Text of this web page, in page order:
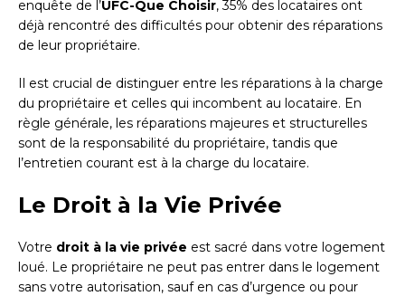
enquête de l’UFC-Que Choisir, 35% des locataires ont
déjà rencontré des difficultés pour obtenir des réparations
de leur propriétaire.
Il est crucial de distinguer entre les réparations à la charge
du propriétaire et celles qui incombent au locataire. En
règle générale, les réparations majeures et structurelles
sont de la responsabilité du propriétaire, tandis que
l’entretien courant est à la charge du locataire.
Le Droit à la Vie Privée
Votre droit à la vie privée est sacré dans votre logement
loué. Le propriétaire ne peut pas entrer dans le logement
sans votre autorisation, sauf en cas d’urgence ou pour